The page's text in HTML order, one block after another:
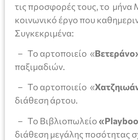
τις προσφορές τους, το μήνα
κοινωνικό έργο που
Συγκεκριμένα:
– Το αρτοποιείο «
παξιμαδιών.
– Το αρτοποιείο «
διάθεση άρτου.
– Το Βιβλιοπωλείο«
διάθεση μεγάλης ποσότητας